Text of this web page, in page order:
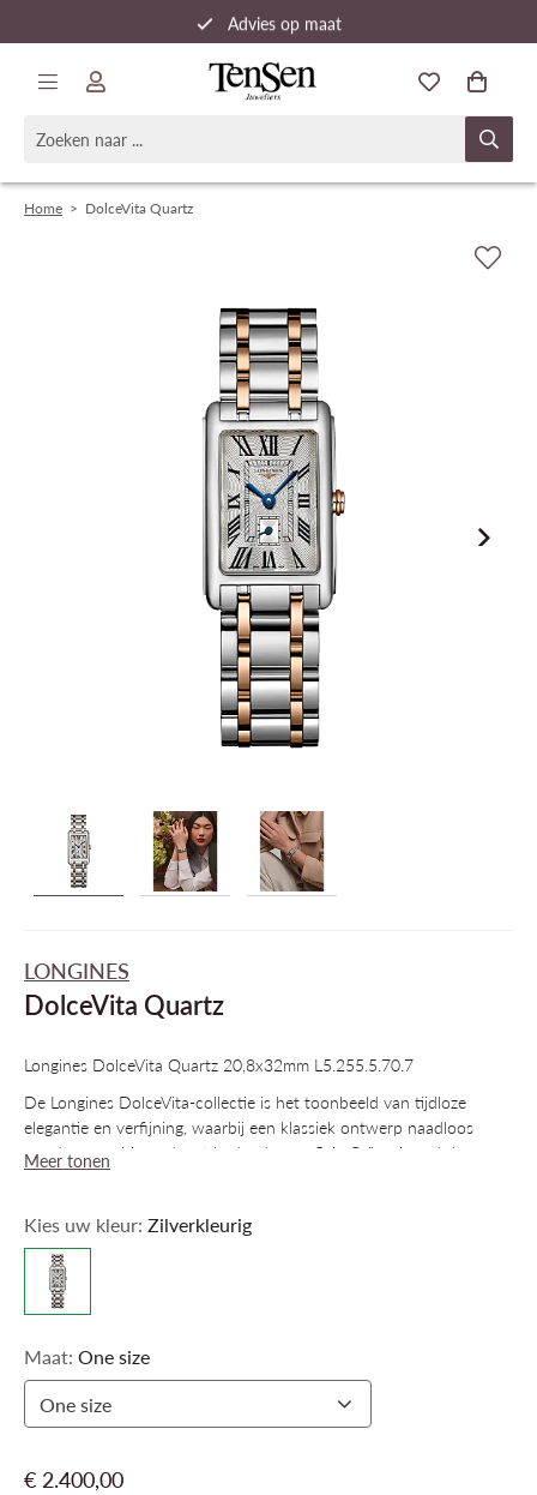
Advies op maat
Snelle verzending
Home > DolceVita Quartz
LONGINES
DolceVita Quartz
Longines DolceVita Quartz 20,8x32mm L5.255.5.70.7
De Longines DolceVita-collectie is het toonbeeld van tijdloze
elegantie en verfijning, waarbij een klassiek ontwerp naadloos
wordt gecombineerd met hedendaagse flair. Geïnspireerd door een
model uit de jaren 1920 en gekenmerkt door haar rechthoekige
heen ontwikkeld zonder haar oorspronkelijke identiteit te
verliezen. Deze horloges, die verkrijgbaar zijn in veel verschillende
materialen en kleuren, zijn een krachtige uitdrukking van elegantie
en stralen, net als de hele collectie, pure Italiaanse levensvreugde
Meer tonen
Kies uw kleur: Zilverkleurig
Maat: One size
One size
€ 2.400,00